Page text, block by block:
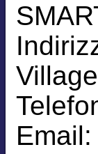
Email: